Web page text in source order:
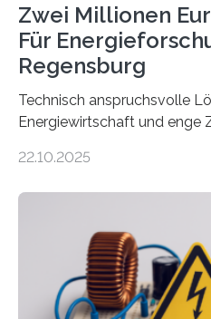
Zwei Millionen
Für
Regensburg
Technisch anspruchsvolle
Energiewirtschaft und enge
neuen EU-geförderten
Energietechnologien
Sozialfonds Plus (ESF+)
Gesamtsumme von mehr
Damit zählt die Hochschule
22.10.2025